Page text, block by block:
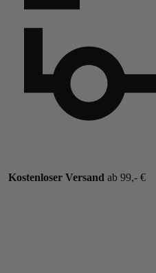
Kostenloser Versand ab 99,- €